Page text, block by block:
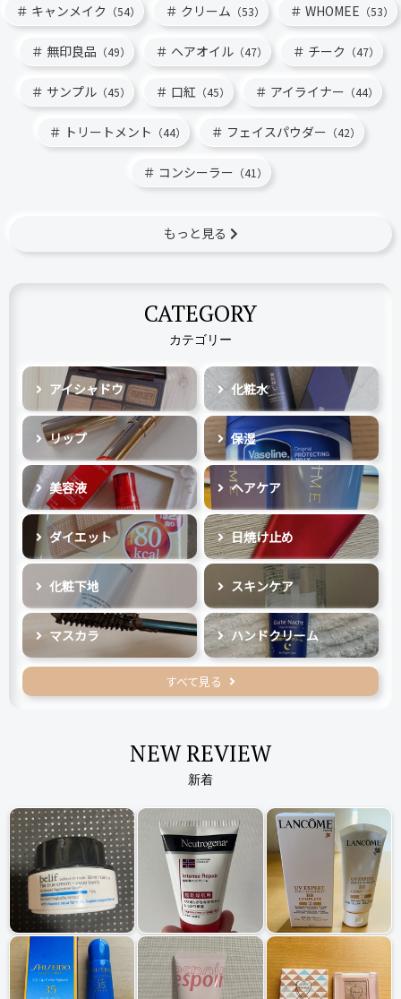
キャンメイク （54） クリーム （53） WHOMEE （53）
無印良品 （49） ヘアオイル（47） チーク （47）
サンプル （45） 口紅 （45） アイライナー （44）
トリートメント （44） フェイスパウダー （42）
コンシーラー （41）
もっと見る
CATEGORY
カテゴリー
アイシャドウ 化粧水
リップ 保湿
美容液 ヘアケア
ダイエット 日焼け止め
化粧下地 スキンケア
マスカラ ハンドクリーム
すべて見る
NEW REVIEW
新着